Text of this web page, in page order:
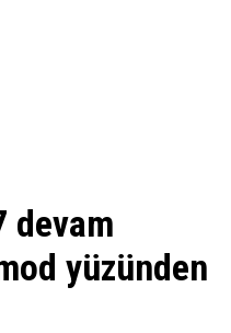
devam
yüzünden